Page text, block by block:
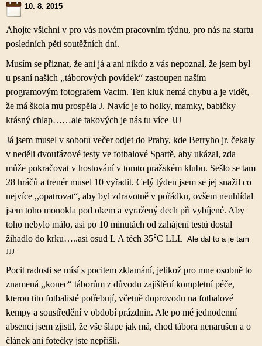
10. 8. 2015
Ahojte všichni v pro vás novém pracovním týdnu, pro nás na startu
posledních pěti soutěžních dní.
Musím se přiznat, že ani já a ani nikdo z vás nepoznal, že jsem byl
u psaní našich ,,táborových povídek“ zastoupen naším
programovým fotografem Vacim. Ten kluk nemá chybu a je vidět,
že má škola mu prospěla J. Navíc je to holky, mamky, babičky
krásný chlap……ale takových je nás tu více JJJ
Já jsem musel v sobotu večer odjet do Prahy, kde Berryho jr. čekaly
v neděli dvoufázové testy ve fotbalové Spartě, aby ukázal, zda
může pokračovat v hostování v tomto pražském klubu. Sešlo se tam
28 hráčů a trenér musel 10 vyřadit. Celý týden jsem se jej snažil co
nejvíce ,,opatrovat“, aby byl zdravotně v pořádku, ovšem neuhlídal
jsem toho monokla pod okem a vyražený dech při vybíjené. Aby
toho nebylo málo, asi po 10 minutách od zahájení testů dostal
žihadlo do krku…..asi osud L A těch 35⁰C LLL Ale dal to a je tam
JJJ
Pocit radosti se mísí s pocitem zklamání, jelikož pro mne osobně to
znamená ,,konec“ táborům z důvodu zajištění kompletní péče,
kterou tito fotbalisté potřebují, včetně doprovodu na fotbalové
kempy a soustředění v období prázdnin. Ale po mé jednodenní
absenci jsem zjistil, že vše šlape jak má, chod tábora nenarušen a o
článek ani fotečky jste nepřišli.